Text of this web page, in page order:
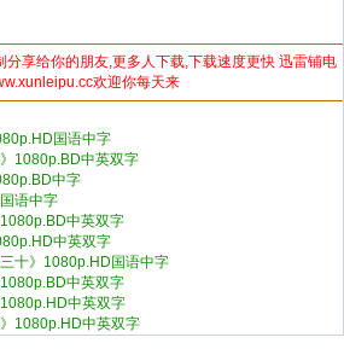
享给你的朋友,更多人下载,下载速度更快 迅雷铺电
欢迎你每天来
国语中字
1080p.BD中英双字
中字
语中字
中英双字
中英双字
十》1080p.HD国语中字
中英双字
中英双字
1080p.HD中英双字